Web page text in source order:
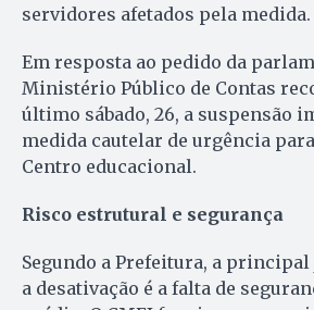
servidores afetados pela medida.
Em resposta ao pedido da
Ministério Público de Contas
último sábado, 26, a suspensão
medida cautelar de urgência
Centro educacional.
Risco estrutural e segurança
Segundo a Prefeitura, a
a desativação é a falta de